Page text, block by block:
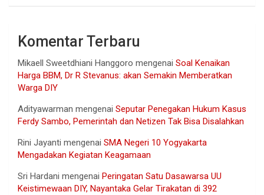
Komentar Terbaru
Mikaell Sweetdhiani Hanggoro mengenai Soal Kenaikan
Harga BBM, Dr R Stevanus: akan Semakin Memberatkan
Warga DIY
Adityawarman mengenai Seputar Penegakan Hukum Kasus
Ferdy Sambo, Pemerintah dan Netizen Tak Bisa Disalahkan
Rini Jayanti mengenai SMA Negeri 10 Yogyakarta
Mengadakan Kegiatan Keagamaan
Sri Hardani mengenai Peringatan Satu Dasawarsa UU
Keistimewaan DIY, Nayantaka Gelar Tirakatan di 392